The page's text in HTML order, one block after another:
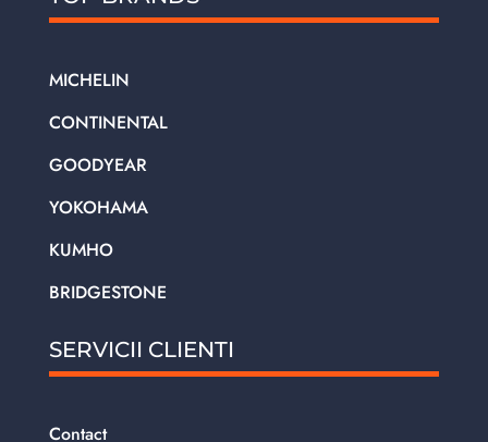
MICHELIN
CONTINENTAL
GOODYEAR
YOKOHAMA
KUMHO
BRIDGESTONE
SERVICII CLIENTI
Contact